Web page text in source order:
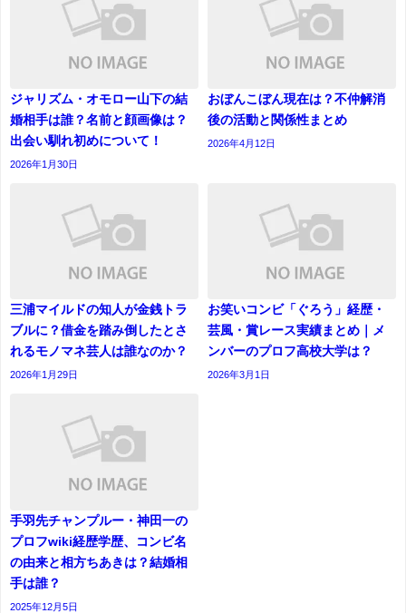
ジャリズム・オモロー山下の結
婚相手は誰？名前と顔画像は？
出会い馴れ初めについて！
2026年1月30日
おぼんこぼん現在は？不仲解消
後の活動と関係性まとめ
2026年4月12日
三浦マイルドの知人が金銭トラ
ブルに？借金を踏み倒したとさ
れるモノマネ芸人は誰なのか？
2026年1月29日
お笑いコンビ「ぐろう」経歴・
芸風・賞レース実績まとめ｜メ
ンバーのプロフ高校大学は？
2026年3月1日
手羽先チャンプルー・神田一の
プロフwiki経歴学歴、コンビ名
の由来と相方ちあきは？結婚相
手は誰？
2025年12月5日